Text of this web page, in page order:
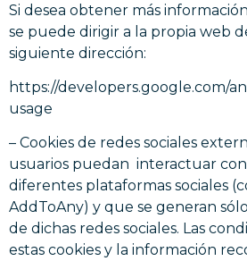
Si desea obtener más
se puede dirigir a la propia web
siguiente dirección:
https://developers.google.com/
usage
– Cookies de redes sociales
usuarios puedan interactuar
diferentes plataformas sociales
AddToAny) y que se generan
de dichas redes sociales. Las
estas cookies y la información